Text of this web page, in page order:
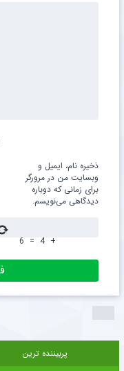
ذخیره نام، ایمیل و
وبسایت من در مرورگر
برای زمانی که دوباره
دیدگاهی می‌نویسم.
+
4
=
6
پربیننده ترین